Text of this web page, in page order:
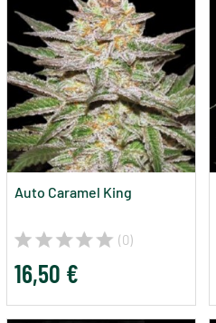
Auto Caramel King
(0)
16,50 €